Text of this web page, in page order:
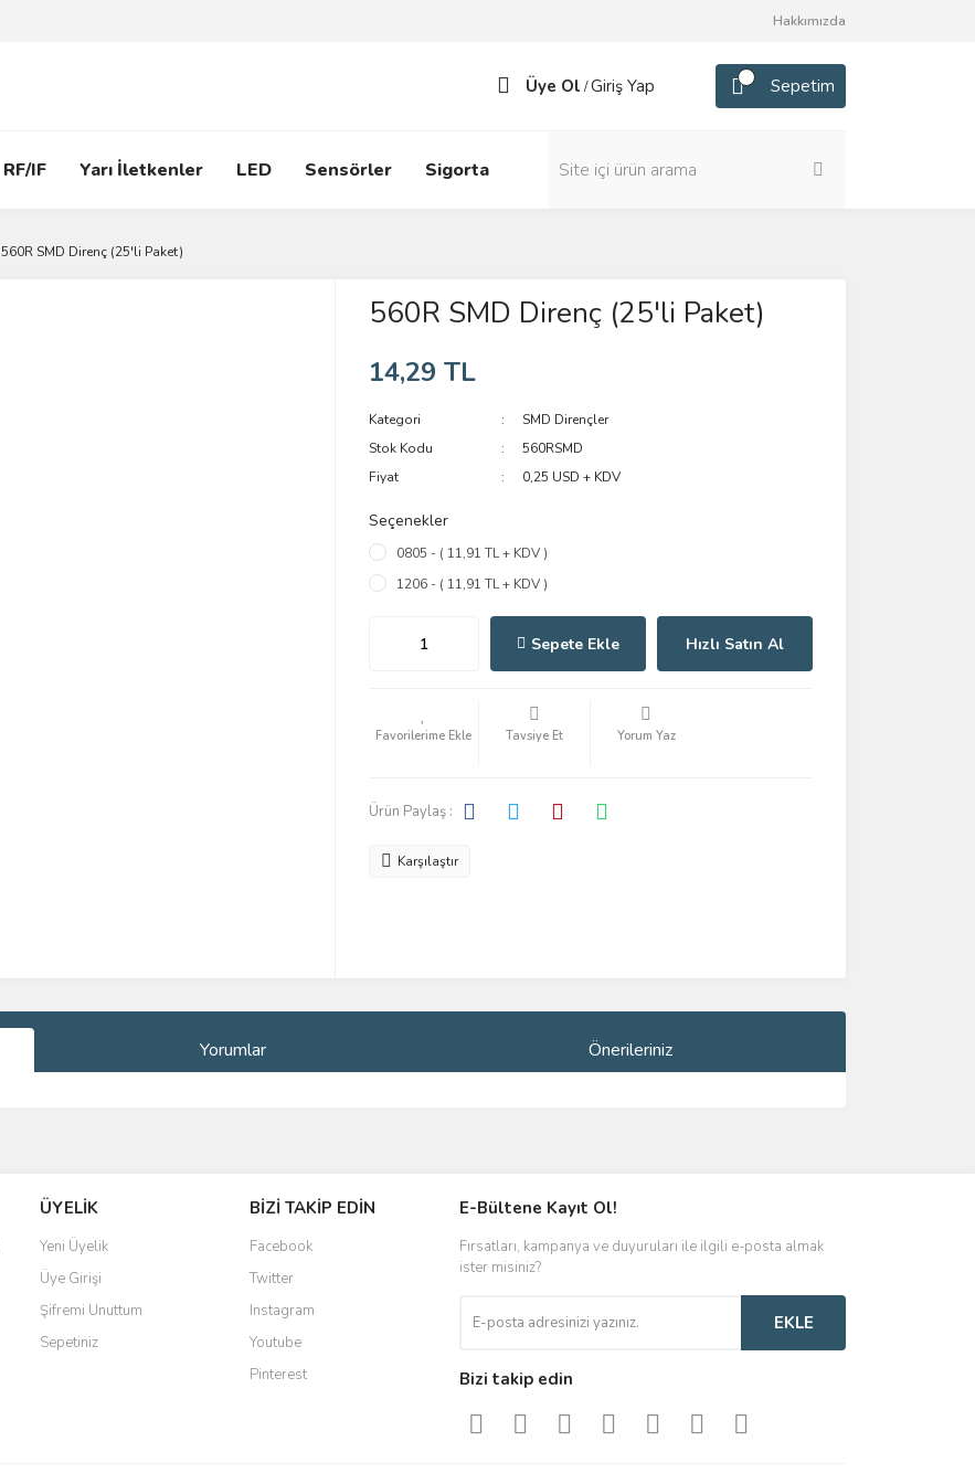
Hakkımızda
Üye Ol /Giriş Yap Sepetim
RF/IF Yarı İletkenler LED Sensörler Sigorta
560R SMD Direnç (25'li Paket)
560R SMD Direnç (25'li Paket)
14,29 TL
Kategori
SMD Dirençler
Stok Kodu
560RSMD
Fiyat
0,25 USD + KDV
Seçenekler
0805 - ( 11,91 TL + KDV )
1206 - ( 11,91 TL + KDV )
Sepete Ekle Hızlı Satın Al
Tavsiye Et Yorum Yaz
Ürün Paylaş :
Karşılaştır
Yorumlar Önerileriniz
ÜYELİK
Yeni Üyelik
Üye Girişi
Şifremi Unuttum
Sepetiniz
BİZİ TAKİP EDİN
Facebook
Twitter
Instagram
Youtube
Pinterest
E-Bültene Kayıt Ol!
Fırsatları, kampanya ve duyuruları ile ilgili e-posta almak
ister misiniz?
EKLE
Bizi takip edin